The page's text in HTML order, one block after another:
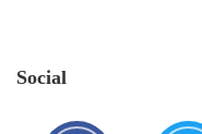
Social